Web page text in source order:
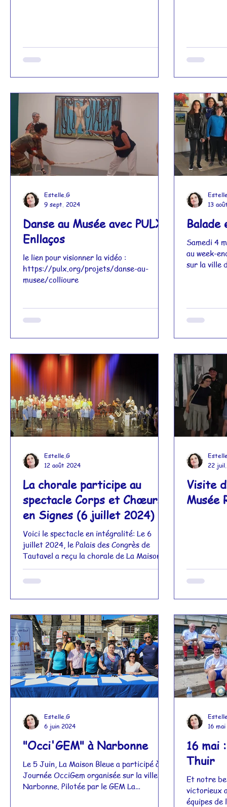
Danse au Musée avec PULX :
Enllaços
le lien pour visionner la vidéo :
https://pulx.org/projets/danse-au-
musee/collioure
Estelle.G
9 sept. 2024
Samedi 4
au week-
sur la ville
13
La chorale participe au
spectacle Corps et Chœurs
en Signes (6 juillet 2024)
Voici le spectacle en intégralité: Le 6
juillet 2024, le Palais des Congrès de
Tautavel a reçu la chorale de La Maison
Bleue ainsi que...
Estelle.G
12 août 2024
Visite
Musée
22
"Occi'GEM" à Narbonne
Le 5 Juin, La Maison Bleue a participé à la
Journée OcciGem organisée sur la ville de
Narbonne. Pilotée par le GEM La
Estelle.G
6 juin 2024
16 mai
Thuir
Et notre
victorieux
équipes de
16